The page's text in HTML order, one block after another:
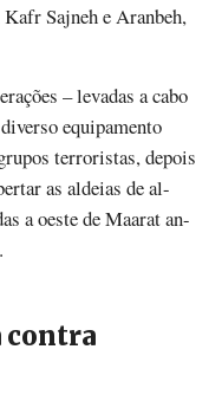
Sajneh e Aranbeh,
– levadas a cabo
equipamento
terroristas, depois
as aldeias de al-
a oeste de Maarat an-
contra